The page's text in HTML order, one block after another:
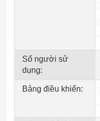
Số người sử
dụng:
Bảng điều khiển: